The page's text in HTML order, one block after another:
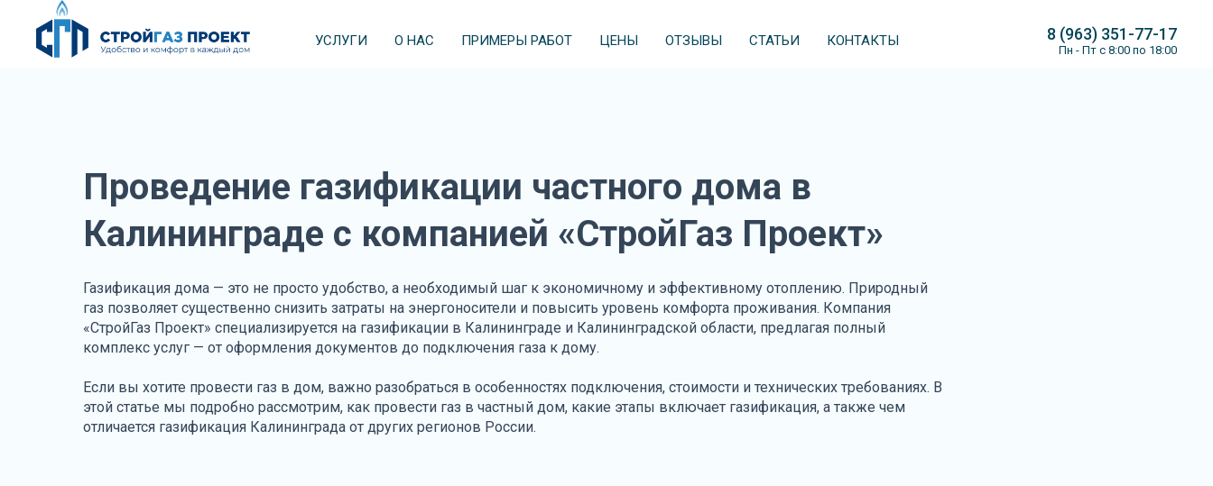
УСЛУГИ О НАС ПРИМЕРЫ РАБОТ ЦЕНЫ ОТЗЫВЫ СТАТЬИ КОНТАКТЫ 8 (963) 351-77-17
Пн - Пт с 8:00 по 18:00
Проведение газификации частного дома в
Калининграде с компанией «СтройГаз Проект»
Газификация дома — это не просто удобство, а необходимый шаг к экономичному и эффективному отоплению. Природный
газ позволяет существенно снизить затраты на энергоносители и повысить уровень комфорта проживания. Компания
«СтройГаз Проект» специализируется на газификации в Калининграде и Калининградской области, предлагая полный
комплекс услуг — от оформления документов до подключения газа к дому.
Если вы хотите провести газ в дом, важно разобраться в особенностях подключения, стоимости и технических требованиях. В
этой статье мы подробно рассмотрим, как провести газ в частный дом, какие этапы включает газификация, а также чем
отличается газификация Калининграда от других регионов России.